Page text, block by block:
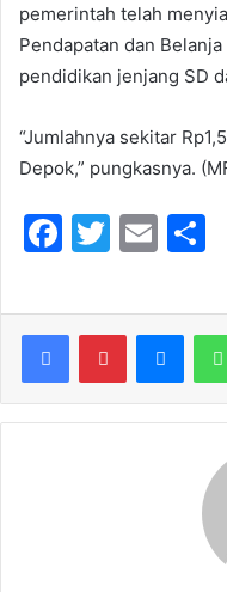
pemerintah telah
Pendapatan dan
pendidikan jenjang SD
“Jumlahnya sekitar
Depok,” pungkasnya.
F
c
e
b
o
T
itt
er
E
ai
l
e